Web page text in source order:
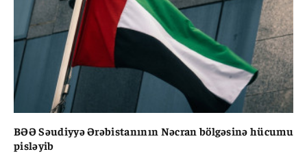
BƏƏ Səudiyyə Ərəbistanının Nəcran bölgəsinə hücumu
pisləyib